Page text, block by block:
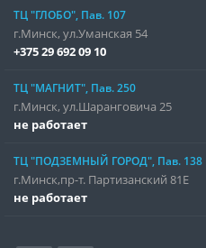
ТЦ "ГЛОБО", Пав. 107
г.Минск, ул.Уманская 54
+375 29 692 09 10
ТЦ "МАГНИТ", Пав. 250
г.Минск, ул.Шаранговича 25
не работает
ТЦ "ПОДЗЕМНЫЙ ГОРОД", Пав. 138
г.Минск,пр-т. Партизанский 81Е
не работает